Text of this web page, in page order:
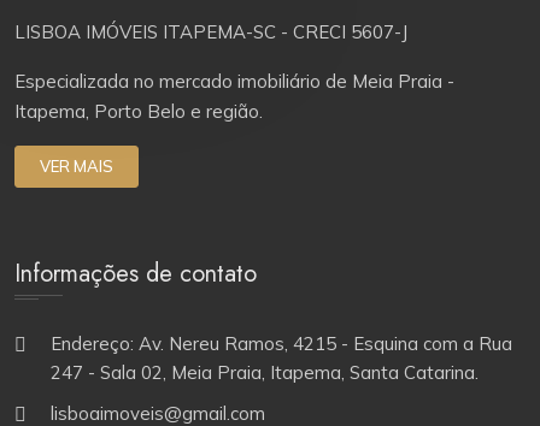
LISBOA IMÓVEIS ITAPEMA-SC - CRECI 5607-J
Especializada no mercado imobiliário de Meia Praia -
Itapema, Porto Belo e região.
VER MAIS
Informações de contato
Endereço: Av. Nereu Ramos, 4215 - Esquina com a Rua
247 - Sala 02, Meia Praia, Itapema, Santa Catarina.
lisboaimoveis@gmail.com